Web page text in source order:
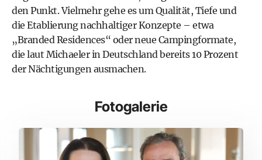
den Punkt. Vielmehr gehe es um Qualität, Tiefe und
die Etablierung nachhaltiger Konzepte – etwa
„Branded Residences“ oder neue Campingformate,
die laut Michaeler in Deutschland bereits 10 Prozent
der Nächtigungen ausmachen.
Fotogalerie